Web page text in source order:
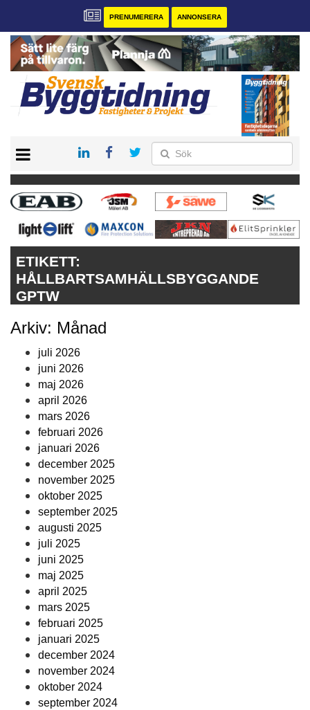
PRENUMERERA ANNONSERA
PRENUMERERA
VÅRA ANDRA MAGASIN
ANNONSERA
ETIKETT:
HÅLLBARTSAMHÄLLSBYGGANDE
GPTW
Arkiv: Månad
juli 2026
juni 2026
maj 2026
april 2026
mars 2026
februari 2026
januari 2026
december 2025
november 2025
oktober 2025
september 2025
augusti 2025
juli 2025
juni 2025
maj 2025
april 2025
mars 2025
februari 2025
januari 2025
december 2024
november 2024
oktober 2024
september 2024